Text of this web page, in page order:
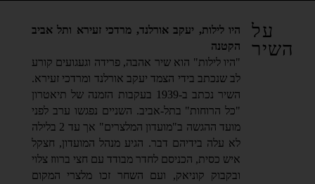
על
השיר
היו לילות, יעקב אורלנד, מרדכי זעירא ותל אביב
הקטנה
"היו לילות" הוא שיר אהבה, פרידה וגעגועים קורע
לב שנכתב בידי הצמד יעקב אורלנד ומרדכי זעירא.
השיר נכתב ב-1939 בעקבות הזמנה של תיאטרון
"כל הרוחות" בתל-אביב. השניים נפגשו ערב לפני
מועד ההגשה ב"מועדון המלצרים" אך עד 2 בלילה
לא עלה בידיהם דבר. הגיע מנהל המועדון, חצקל
איש כסית, הכניסם לחדר מבודד עם חצי ברווז צלוי
ובקבוק קוניאק, ועם השחר זכו מלצרי המקום